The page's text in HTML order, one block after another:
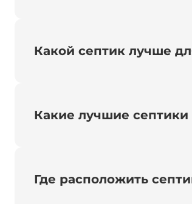
Какой септик лучше
Какие лучшие септики
Где расположить